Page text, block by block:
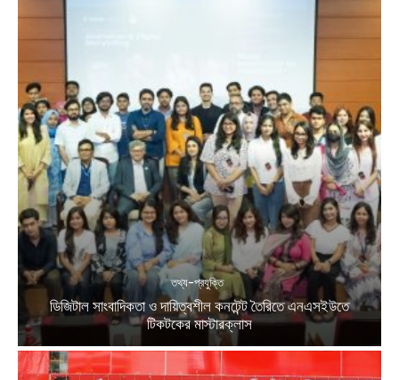
তথ্য-প্রযুক্তি
ডিজিটাল সাংবাদিকতা ও দায়িত্বশীল কনটেন্ট তৈরিতে এনএসইউতে
টিকটকের মাস্টারক্লাস